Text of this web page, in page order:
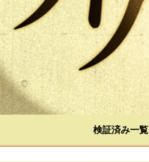
検証済み一覧